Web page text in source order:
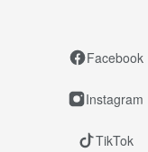
Facebook
Instagram
TikTok